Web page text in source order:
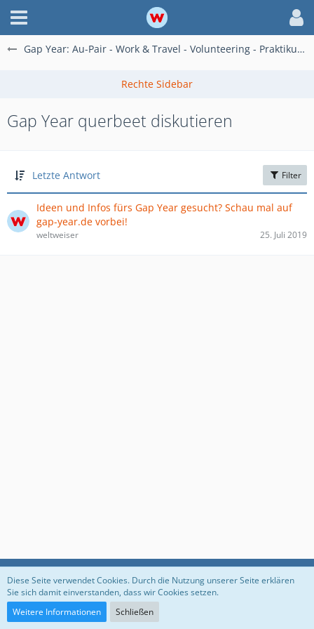
Gap Year: Au-Pair - Work & Travel - Volunteering - Praktikum im Ausland
Gap Year querbeet diskutieren
Letzte Antwort Filter
Ideen und Infos fürs Gap Year gesucht? Schau mal auf
gap-year.de vorbei!
weltweiser 25. Juli 2019
Datenschutzerklärung Impressum
Diese Seite verwendet Cookies. Durch die Nutzung unserer Seite erklären
Sie sich damit einverstanden, dass wir Cookies setzen.
Weitere Informationen
Schließen